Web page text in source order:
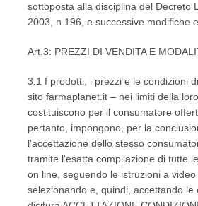
sottoposta alla disciplina del Decreto
2003, n.196, e successive modifiche
Art.3: PREZZI DI VENDITA E
3.1 I prodotti, i prezzi e le condizioni
sito farmaplanet.it – nei limiti della
costituiscono per il consumatore
pertanto, impongono, per la
l'accettazione dello stesso
tramite l'esatta compilazione di tutte
on line, seguendo le istruzioni a
selezionando e, quindi, accettando le